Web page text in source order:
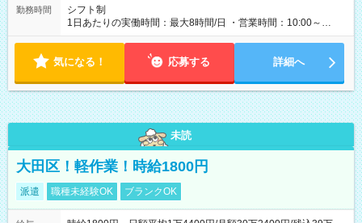
勤務時間
シフト制
1日あたりの実働時間：最大8時間/日 ・営業時間：10:00～
19:00（平日のみ） ※9:00～の勤務も応相談 ・勤務日数：週3
気になる！ 応募する 詳細へ
未読
大田区！軽作業！時給1800円
派遣 職種未経験OK ブランクOK